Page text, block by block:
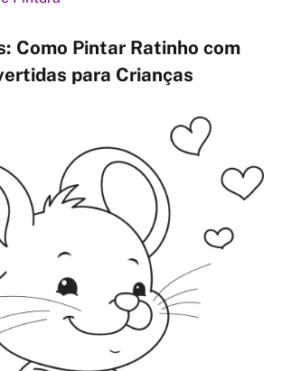
Como Pintar Ratinho com
para Crianças